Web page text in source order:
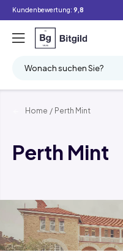
Kundenbewertung: 9,8
Wonach suchen Sie?
Home / Perth Mint
Perth Mint